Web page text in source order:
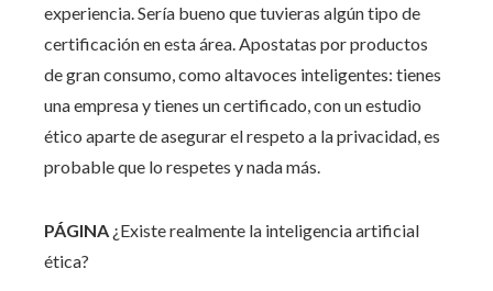
experiencia. Sería bueno que tuvieras algún tipo de
certificación en esta área. Apostatas por productos
de gran consumo, como altavoces inteligentes: tienes
una empresa y tienes un certificado, con un estudio
ético aparte de asegurar el respeto a la privacidad, es
probable que lo respetes y nada más.
PÁGINA ¿Existe realmente la inteligencia artificial
ética?